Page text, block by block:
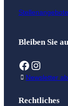
Stellenangebote
Bleiben Sie
Facebook
Newsletter
Rechtliches